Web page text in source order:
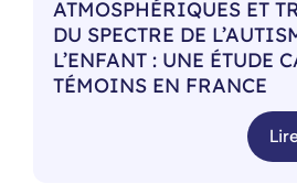
ATMOSPHÉRIQUES ET
DU SPECTRE DE
L’ENFANT : UNE ÉTUDE
TÉMOINS EN FRANCE